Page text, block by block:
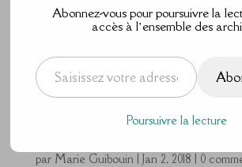
Voyage
portes de
Âme …
par Marie Guibouin | Jan 2, 2018 | 0
Abonnez-vous pour poursuivre la
accès à l’ensemble des
Saisissez votre adresse e-mail…
Poursuivre la lecture